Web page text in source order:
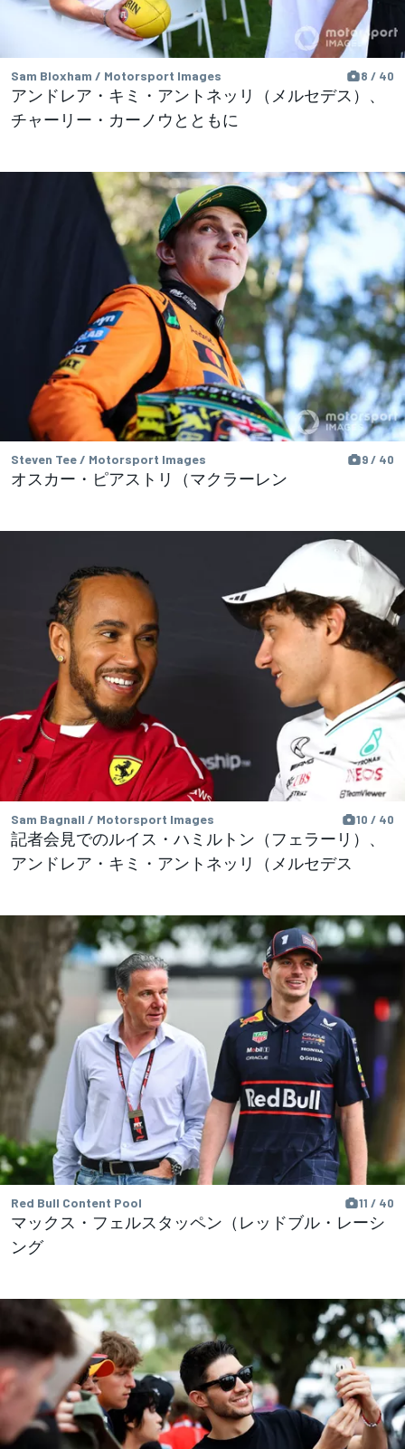
Sam Bloxham / Motorsport Images 8 / 40
アンドレア・キミ・アントネッリ（メルセデス）、
チャーリー・カーノウとともに
Steven Tee / Motorsport Images 9 / 40
オスカー・ピアストリ（マクラーレン
Sam Bagnall / Motorsport Images 10 / 40
記者会見でのルイス・ハミルトン（フェラーリ）、
アンドレア・キミ・アントネッリ（メルセデス
Red Bull Content Pool 11 / 40
マックス・フェルスタッペン（レッドブル・レーシ
ング